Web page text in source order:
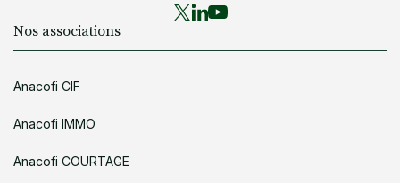
Nos associations
Anacofi CIF
Anacofi IMMO
Anacofi COURTAGE